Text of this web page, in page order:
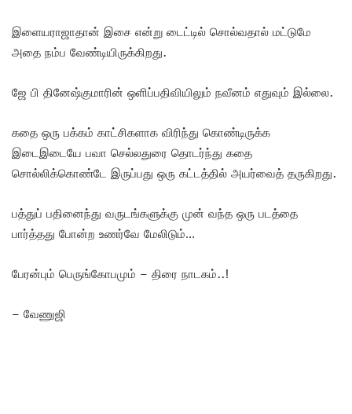
இளையராஜாதான் இசை என்று டைட்டில் சொல்வதால் மட்டுமே
அதை நம்ப வேண்டியிருக்கிறது.
ஜே பி தினேஷ்குமாரின் ஒளிப்பதிவியிலும் நவீனம் எதுவும் இல்லை.
கதை ஒரு பக்கம் காட்சிகளாக விரிந்து கொண்டிருக்க
இடைஇடையே பவா செல்லதுரை தொடர்ந்து கதை
சொல்லிக்கொண்டே இருப்பது ஒரு கட்டத்தில் அயர்வைத் தருகிறது.
பத்துப் பதினைந்து வருடங்களுக்கு முன் வந்த ஒரு படத்தை
பார்த்தது போன்ற உணர்வே மேலிடும்…
பேரன்பும் பெருங்கோபமும் – திரை நாடகம்..!
– வேணுஜி